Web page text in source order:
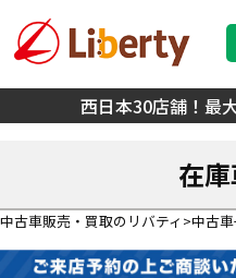
西日本30店舗！最
在
中古車販売・買取のリバティ 中古